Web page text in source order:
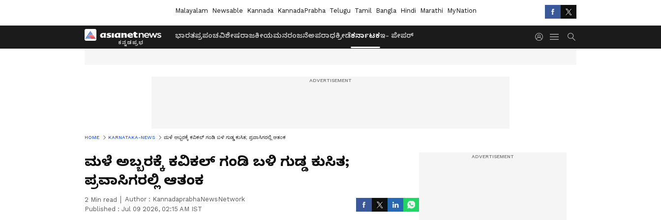
Malayalam Newsable Kannada KannadaPrabha Telugu Tamil Bangla Hindi Marathi MyNation
ಭಾರತಪ್ರಪಂಚವಿಶೇಷರಾಜಕೀಯಮನರಂಜನೆಅಪರಾಧಕ್ರೀಡೆಕರ್ನಾಟಕಇ- ಪೇಪರ್
HOME KARNATAKA-NEWS ಮಳೆ ಅಬ್ಬರಕ್ಕೆ ಕವಿಕಲ್ ಗಂಡಿ ಬಳಿ ಗುಡ್ಡ ಕುಸಿತ; ಪ್ರವಾಸಿಗರಲ್ಲಿ ಆತಂಕ
ಮಳೆ ಅಬ್ಬರಕ್ಕೆ ಕವಿಕಲ್ ಗಂಡಿ ಬಳಿ ಗುಡ್ಡ ಕುಸಿತ;
ಪ್ರವಾಸಿಗರಲ್ಲಿ ಆತಂಕ
2 Min read Author : KannadaprabhaNewsNetwork
Published : Jul 09 2026, 02:15 AM IST